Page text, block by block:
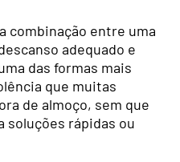
combinação entre uma
adequado e
das formas mais
que muitas
de almoço, sem que
soluções rápidas ou